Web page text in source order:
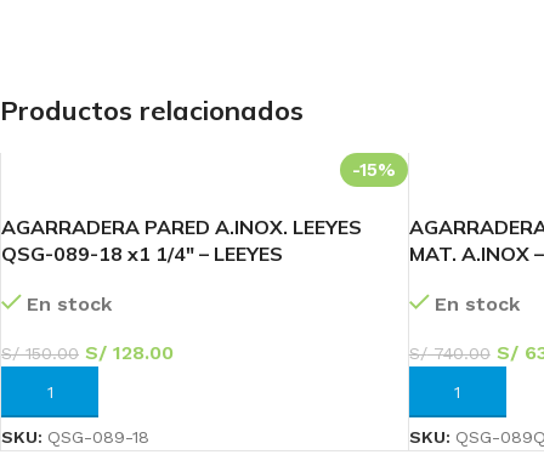
Productos relacionados
-15%
AGARRADERA PARED A.INOX. LEEYES
QSG-089-18 x1 1/4″ – LEEYES
En stock
S/150.00 S/ 128.00
AÑADIR AL CARRITO
SKU: QSG-089-18
MAT. A.INOX
En stock
S/740.00 S/
AÑADIR AL
SKU: QSG-089Q